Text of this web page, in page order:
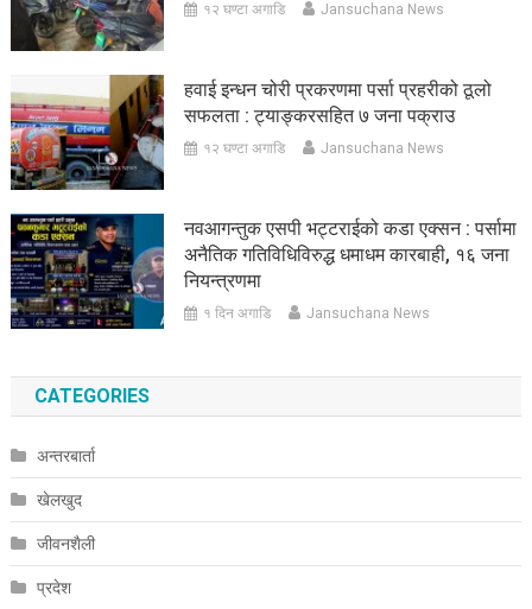
१२ घण्टा अगाडि Jansuchana News
हवाई इन्धन चोरी प्रकरणमा पर्सा प्रहरीको ठूलो
सफलता : ट्याङ्करसहित ७ जना पक्राउ
१२ घण्टा अगाडि Jansuchana News
नवआगन्तुक एसपी भट्टराईको कडा एक्सन : पर्सामा
अनैतिक गतिविधिविरुद्ध धमाधम कारबाही, १६ जना
नियन्त्रणमा
१ दिन अगाडि Jansuchana News
CATEGORIES
अन्तरबार्ता
खेलखुद
जीवनशैली
प्रदेश